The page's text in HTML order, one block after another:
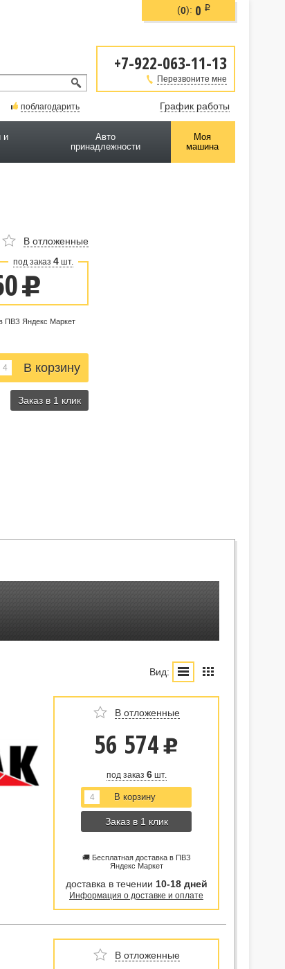
+7-922-063-11-13
Перезвоните мне
поблагодарить График работы
и
Авто
принадлежности
Моя
машина
В отложенные
под заказ 4 шт.
u
ПВЗ Яндекс Маркет
Заказ в 1 клик
Вид:
В отложенные
56 574 u
под заказ 6шт.
Заказ в 1 клик
🚚 Бесплатная доставка в ПВЗ
Яндекс Маркет
доставка в течении 10-18 дней
Информация о доставке и оплате
В отложенные
(0): 0 i